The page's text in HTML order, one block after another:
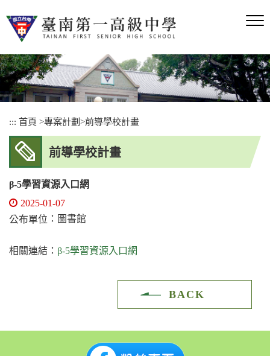
到
內
容
區
塊
::: 首頁 >專案計劃 >前導學校計畫
前導學校計畫
β-5學習資源入口網
2025-01-07
公布單位 ：圖書館
相關連結： β-5學習資源入口網
BACK